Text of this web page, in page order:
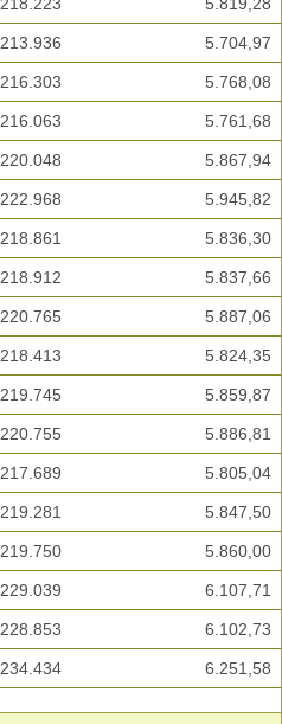
213.936 5.704,97
216.303 5.768,08
216.063 5.761,68
220.048 5.867,94
222.968 5.945,82
218.861 5.836,30
218.912 5.837,66
220.765 5.887,06
218.413 5.824,35
219.745 5.859,87
220.755 5.886,81
217.689 5.805,04
219.281 5.847,50
219.750 5.860,00
229.039 6.107,71
228.853 6.102,73
234.434 6.251,58